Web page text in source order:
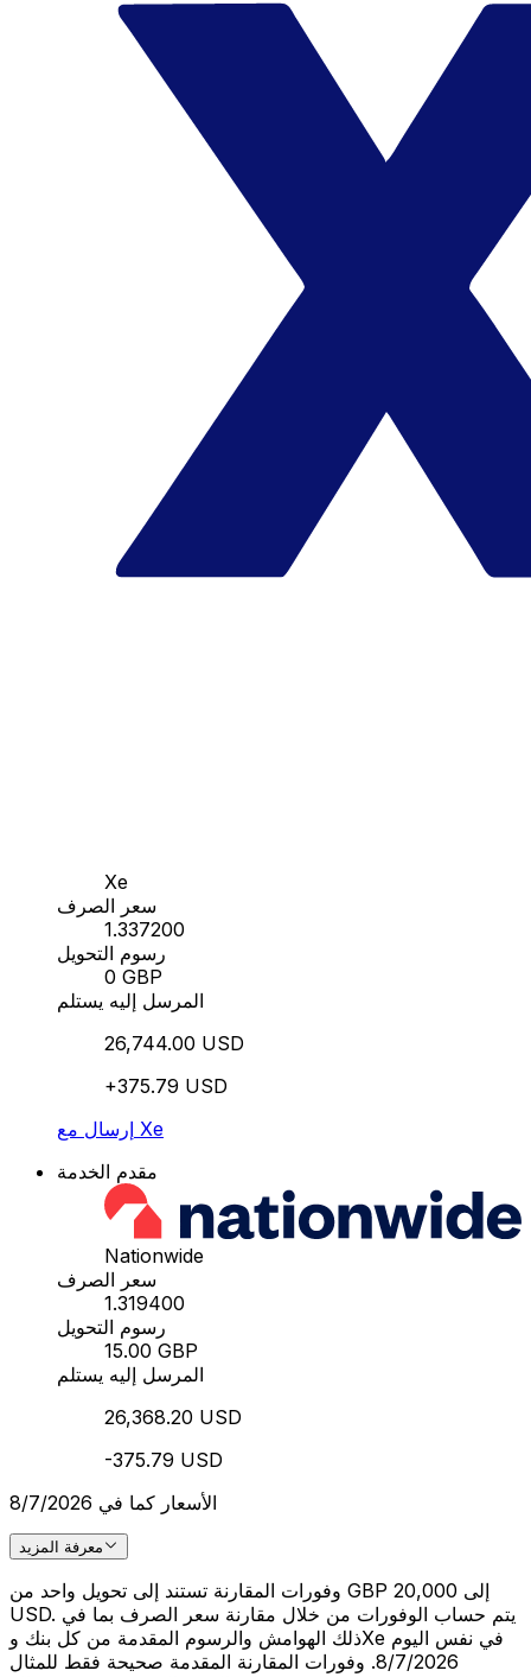
Xe
سعر الصرف
1.337200
رسوم التحويل
0 GBP
المرسل إليه يستلم
26,744.00 USD
+375.79 USD
إرسال مع Xe
مقدم الخدمة
Nationwide
سعر الصرف
1.319400
رسوم التحويل
15.00 GBP
المرسل إليه يستلم
26,368.20 USD
-375.79 USD
الأسعار كما في 8/7/2026
معرفة المزيد
وفورات المقارنة تستند إلى تحويل واحد من GBP 20,000 إلى
USD. يتم حساب الوفورات من خلال مقارنة سعر الصرف بما في
ذلك الهوامش والرسوم المقدمة من كل بنك وXe في نفس اليوم
8/7/2026. وفورات المقارنة المقدمة صحيحة فقط للمثال